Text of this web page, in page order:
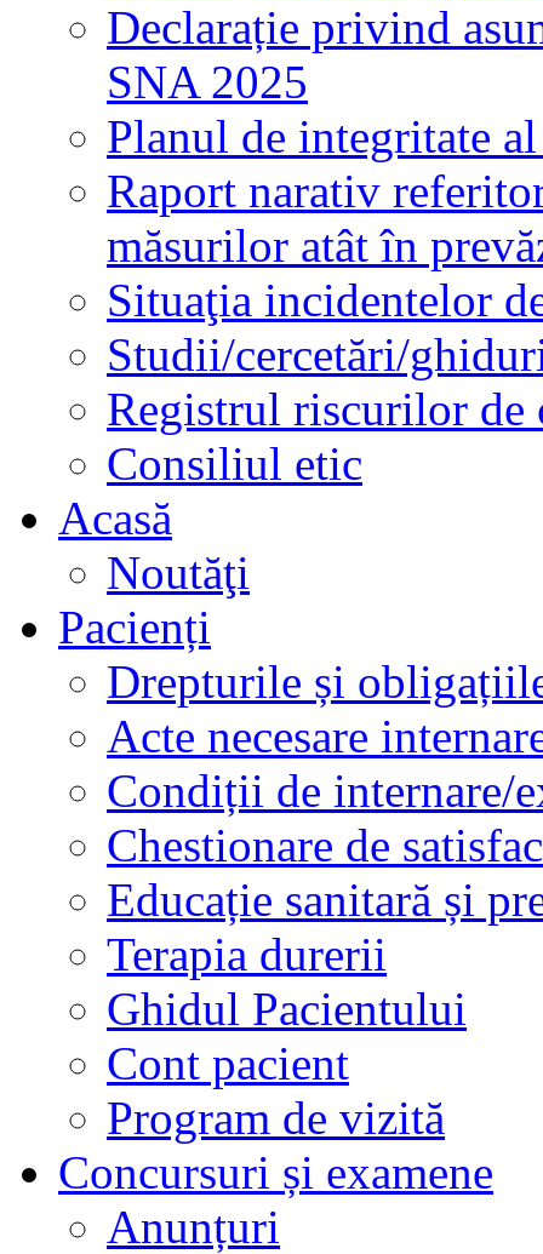
Declarație privind
SNA 2025
Planul de integritate
Raport narativ
măsurilor atât în
Situaţia incidentelor
Studii/cercetări/
Registrul riscurilor de
Consiliul etic
Acasă
Noutăţi
Pacienți
Drepturile și
Acte necesare
Condiții de internare/
Chestionare de
Educație sanitară și
Terapia durerii
Ghidul Pacientului
Cont pacient
Program de vizită
Concursuri și examene
Anunțuri